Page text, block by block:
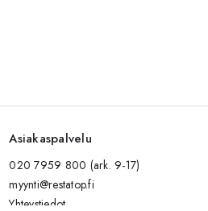
Asiakaspalvelu
020 7959 800 (ark. 9-17)
myynti@restatop.fi
Yhteystiedot